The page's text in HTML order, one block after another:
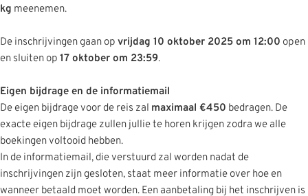
kg meenemen.
De inschrijvingen gaan op vrijdag 10 oktober 2025 om 12:00 open
en sluiten op 17 oktober om 23:59.
Eigen bijdrage en de informatiemail
De eigen bijdrage voor de reis zal maximaal €450 bedragen. De
exacte eigen bijdrage zullen jullie te horen krijgen zodra we alle
boekingen voltooid hebben.
In de informatiemail, die verstuurd zal worden nadat de
inschrijvingen zijn gesloten, staat meer informatie over hoe en
wanneer betaald moet worden. Een aanbetaling bij het inschrijven is